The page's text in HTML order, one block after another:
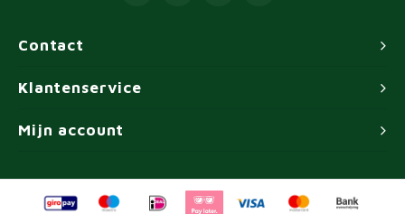
Contact
Klantenservice
Mijn account